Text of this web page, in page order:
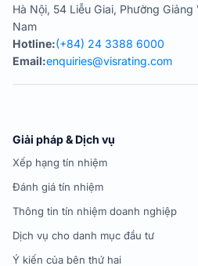
Hà Nội, 54 Liễu Giai, Phường
Nam
Hotline:(+84) 24 3388 6000
Email:enquiries@visrating.com
Giải pháp & Dịch vụ
Xếp hạng tín nhiệm
Đánh giá tín nhiệm
Thông tin tín nhiệm doanh nghiệp
Dịch vụ cho danh mục đầu tư
Ý kiến của bên thứ hai